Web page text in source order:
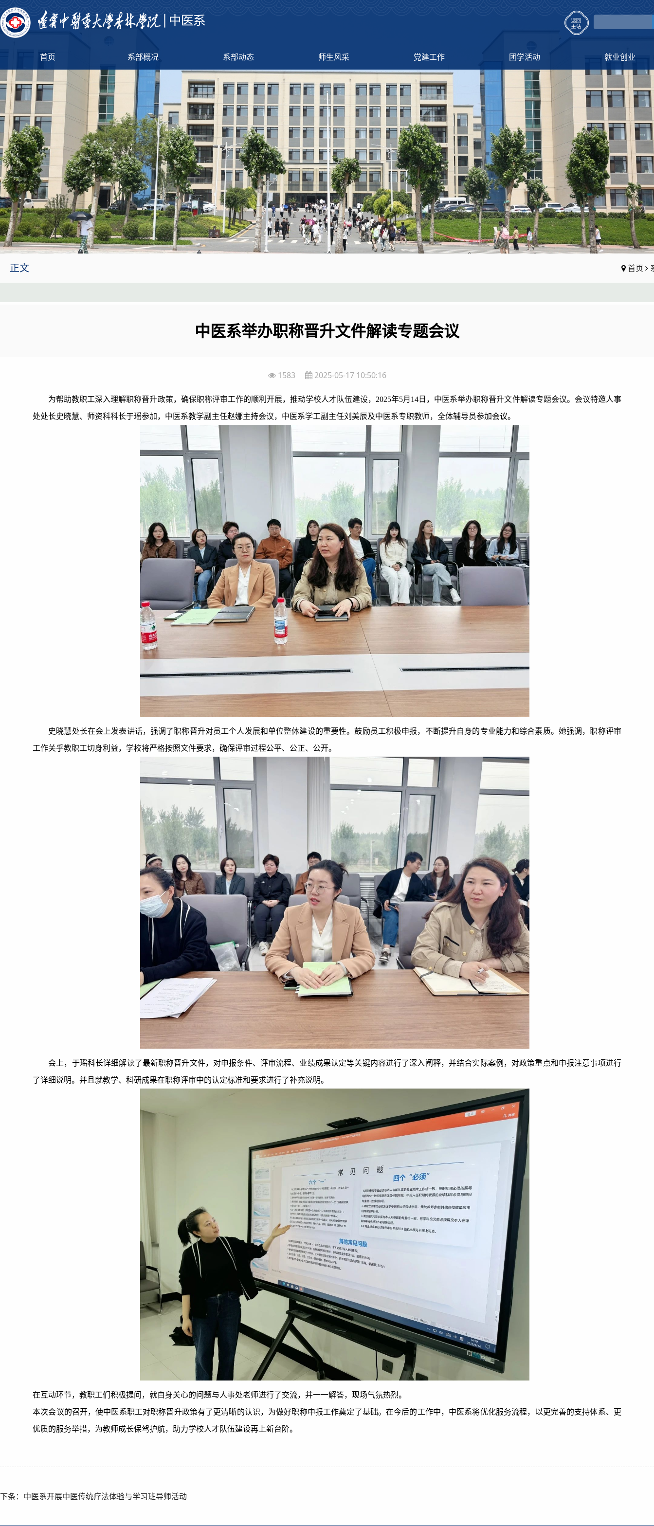
首页 系部概况 系部动态 师生风采 党建工作 团学活动 就业创业
首页
正文
中医系举办职称晋升文件解读专题会议
1583 2025-05-17 10:50:16
为帮助教职工深入理解职称晋升政策，确保职称评审工作的顺利开展，推动学校人才队伍建设，2025年5月14日，中医系举办职称晋升文件解读专题会议。会议特邀人事
处处长史晓慧、师资科科长于瑶参加，中医系教学副主任赵娜主持会议，中医系学工副主任刘美辰及中医系专职教师，全体辅导员参加会议。
史晓慧处长在会上发表讲话，强调了职称晋升对员工个人发展和单位整体建设的重要性。鼓励员工积极申报，不断提升自身的专业能力和综合素质。她强调，职称评审
工作关乎教职工切身利益，学校将严格按照文件要求，确保评审过程公平、公正、公开。
会上，于瑶科长详细解读了最新职称晋升文件，对申报条件、评审流程、业绩成果认定等关键内容进行了深入阐释，并结合实际案例，对政策重点和申报注意事项进行
了详细说明。并且就教学、科研成果在职称评审中的认定标准和要求进行了补充说明。
在互动环节，教职工们积极提问，就自身关心的问题与人事处老师进行了交流，并一一解答，现场气氛热烈。
本次会议的召开，使中医系职工对职称晋升政策有了更清晰的认识，为做好职称申报工作奠定了基础。在今后的工作中，中医系将优化服务流程，以更完善的支持体系、更
优质的服务举措，为教师成长保驾护航，助力学校人才队伍建设再上新台阶。
下条：中医系开展中医传统疗法体验与学习班导师活动